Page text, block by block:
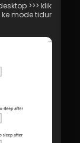
>>> klik
ke mode tidur